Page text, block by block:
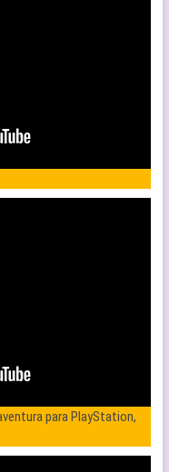
para PlayStation,